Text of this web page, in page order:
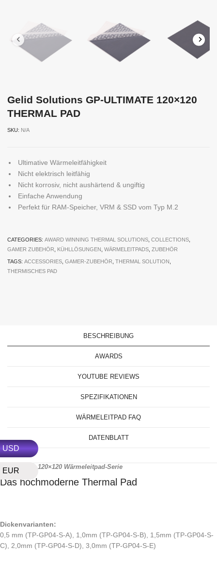
USD
EUR
Gelid Solutions GP-ULTIMATE 120×120
THERMAL PAD
SKU: N/A
Ultimative Wärmeleitfähigkeit
Nicht elektrisch leitfähig
Nicht korrosiv, nicht aushärtend & ungiftig
Einfache Anwendung
Perfekt für RAM-Speicher, VRM & SSD vom Typ M.2
CATEGORIES: AWARD WINNING THERMAL SOLUTIONS COLLECTIONS
GAMER ZUBEHÖR
KÜHLLÖSUNGEN WÄRMELEITPADS ZUBEHÖR
TAGS: ACCESSORIES GAMER-ZUBEHÖR THERMAL SOLUTION
THERMISCHES PAD
BESCHREIBUNG
AWARDS
YOUTUBE REVIEWS
SPEZIFIKATIONEN
WÄRMELEITPAD FAQ
DATENBLATT
GP-Ultimate 120×120 Wärmeleitpad-Serie
Das hochmoderne Thermal Pad
Dickenvarianten:
0,5 mm (TP-GP04-S-A), 1,0mm (TP-GP04-S-B), 1,5mm (TP-GP04-S-
C), 2,0mm (TP-GP04-S-D), 3,0mm (TP-GP04-S-E)